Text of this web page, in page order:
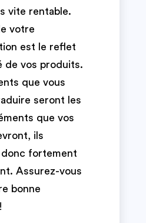
vite rentable.
votre
est le reflet
de vos produits.
que vous
seront les
que vos
ils
fortement
Assurez-vous
bonne